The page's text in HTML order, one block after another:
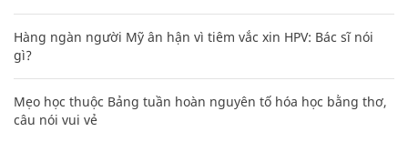
Hàng ngàn người Mỹ ân hận vì tiêm vắc xin HPV: Bác sĩ nói
gì?
Mẹo học thuộc Bảng tuần hoàn nguyên tố hóa học bằng thơ,
câu nói vui vẻ